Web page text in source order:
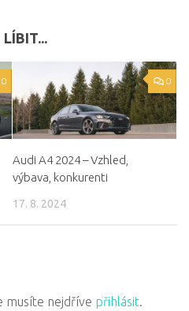
0 0
Audi A4 2024 – Vzhled,
výbava, konkurenti
17. 8. 2024
musíte nejdříve přihlásit.